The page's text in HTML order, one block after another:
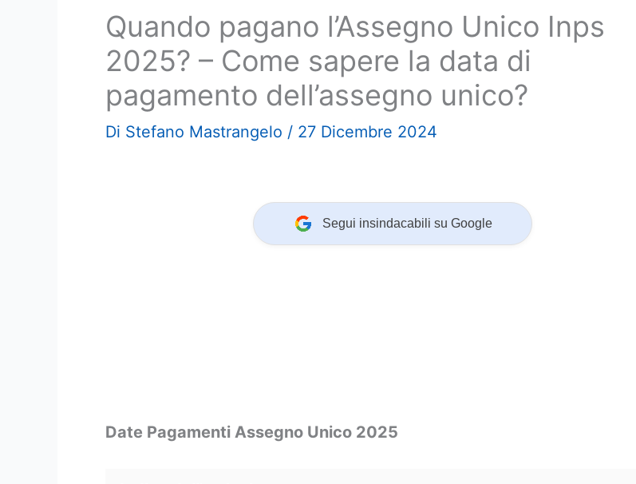
Quando pagano l’Assegno Unico Inps
2025? – Come sapere la data di
pagamento dell’assegno unico?
Di Stefano Mastrangelo / 27 Dicembre 2024
Segui insindacabili su Google
Date Pagamenti Assegno Unico 2025